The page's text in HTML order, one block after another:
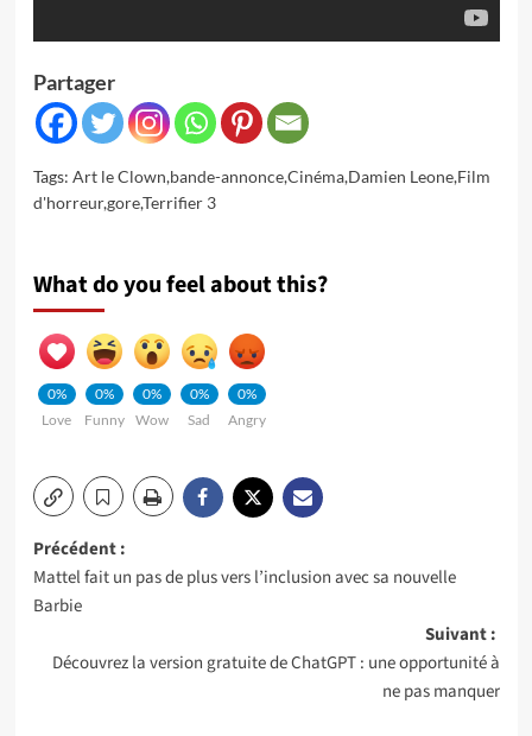
Partager
Tags: Art le Clown,bande-annonce,Cinéma,Damien Leone,Film
d'horreur,gore,Terrifier 3
What do you feel about this?
0%
Love
0%
Funny
0%
Wow
0%
Sad
0%
Angry
Navigation
d’article
Précédent :
Mattel fait un pas de plus vers l’inclusion avec sa nouvelle
Barbie
Suivant :
Découvrez la version gratuite de ChatGPT : une opportunité à
ne pas manquer